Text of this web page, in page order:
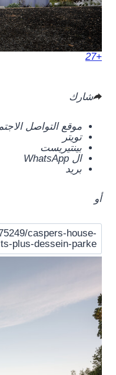
+27
شارك
موقع التواصل
تويتر
بينتيريست
ال WhatsApp
بريد
أو